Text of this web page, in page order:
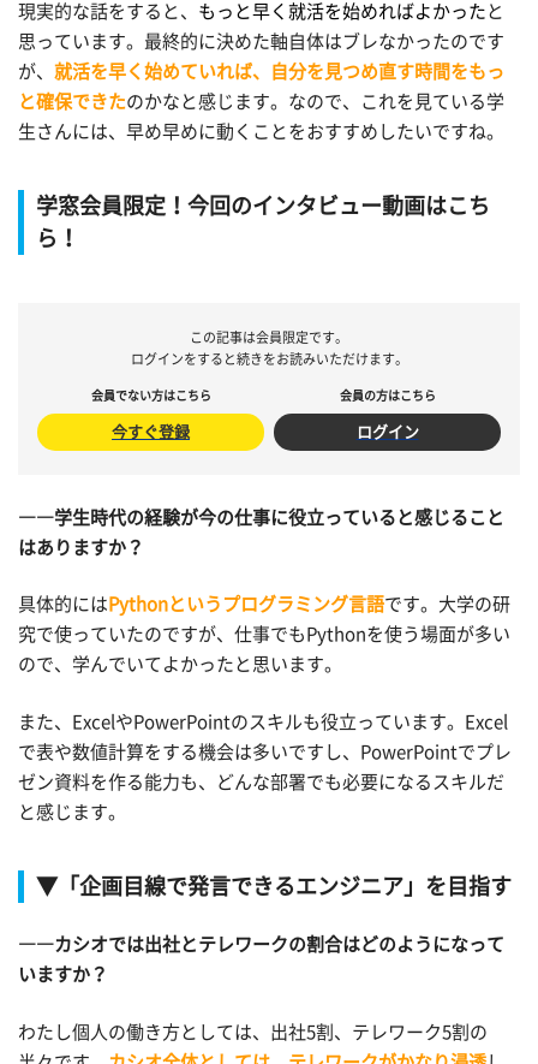
現実的な話をすると、 もっと早く就活を始めればよかった と
思っています。最終的に決めた軸自体はブレなかったのです
が、 就活を早く始めていれば、自分を見つめ直す時間をもっ
と確保できたのかなと感じます。なので、これを見ている学
生さんには、早め早めに動くことをおすすめしたいですね。
学窓会員限定！今回のインタビュー動画はこち
ら！
この記事は会員限定です。
ログインをすると続きをお読みいただけます。
会員でない方はこちら
今すぐ登録
会員の方はこちら
ログイン
――学生時代の経験が今の仕事に役立っていると感じること
はありますか？
具体的には Pythonというプログラミング言語です。大学の研
究で使っていたのですが、仕事でもPythonを使う場面が多い
ので、学んでいてよかったと思います。
また、ExcelやPowerPointのスキルも役立っています。Excel
で表や数値計算をする機会は多いですし、PowerPointでプレ
ゼン資料を作る能力も、どんな部署でも必要になるスキルだ
と感じます。
▼「企画目線で発言できるエンジニア」を目指す
――カシオでは出社とテレワークの割合はどのようになって
いますか？
わたし個人の働き方としては、出社5割、テレワーク5割の